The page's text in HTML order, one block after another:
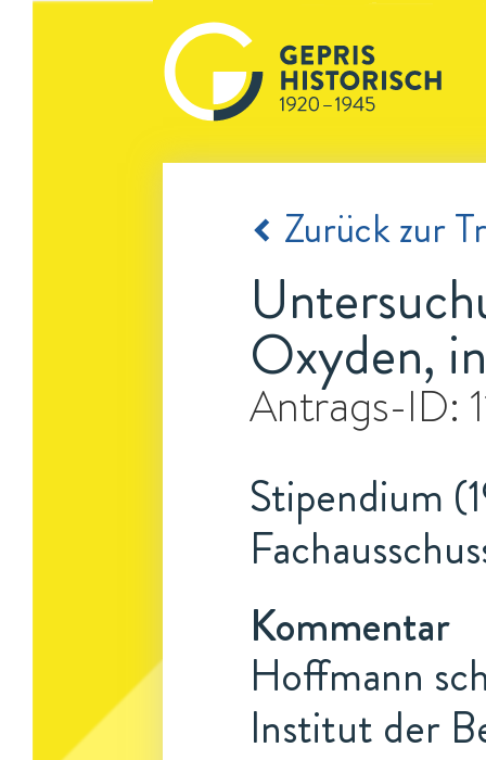
Zurück zur
Oxyden,
Antrags-ID:
Stipendium
Kommentar
Hoffmann
Institut der